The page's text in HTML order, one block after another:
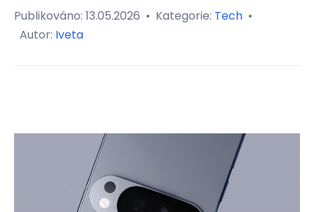
Publikováno: 13.05.2026 • Kategorie: Tech •
Autor: Iveta